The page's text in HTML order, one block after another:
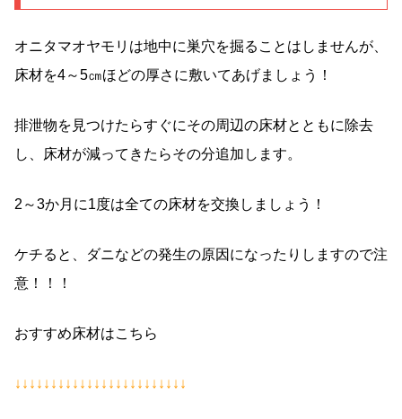
オニタマオヤモリは地中に巣穴を掘ることはしませんが、
床材を4～5㎝ほどの厚さに敷いてあげましょう！
排泄物を見つけたらすぐにその周辺の床材とともに除去
し、床材が減ってきたらその分追加します。
2～3か月に1度は全ての床材を交換しましょう！
ケチると、ダニなどの発生の原因になったりしますので注
意！！！
おすすめ床材はこちら
↓↓↓↓↓↓↓↓↓↓↓↓↓↓↓↓↓↓↓↓↓↓↓↓